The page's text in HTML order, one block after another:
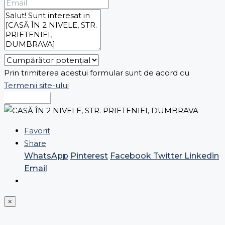
Prin trimiterea acestui formular sunt de acord cu
Termenii site-ului
Favorit
Share
WhatsApp Pinterest Facebook Twitter Linkedin
Email
×